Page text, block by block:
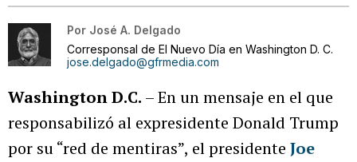
Por José A. Delgado
Corresponsal de El Nuevo Día en Washington D. C.
jose.delgado@gfrmedia.com
Washington D.C. – En un mensaje en el que
responsabilizó al expresidente Donald Trump
por su “red de mentiras”, el presidente Joe